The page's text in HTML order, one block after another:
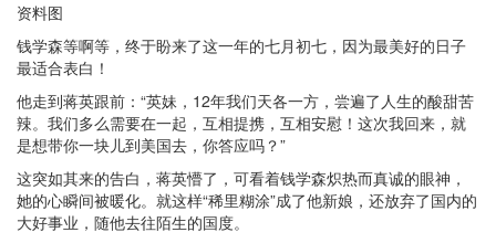
资料图
钱学森等啊等，终于盼来了这一年的七月初七，因为最美好的日子
最适合表白！
他走到蒋英跟前：“英妹，12年我们天各一方，尝遍了人生的酸甜苦
辣。我们多么需要在一起，互相提携，互相安慰！这次我回来，就
是想带你一块儿到美国去，你答应吗？”
这突如其来的告白，蒋英懵了，可看着钱学森炽热而真诚的眼神，
她的心瞬间被暖化。就这样“稀里糊涂”成了他新娘，还放弃了国内的
大好事业，随他去往陌生的国度。